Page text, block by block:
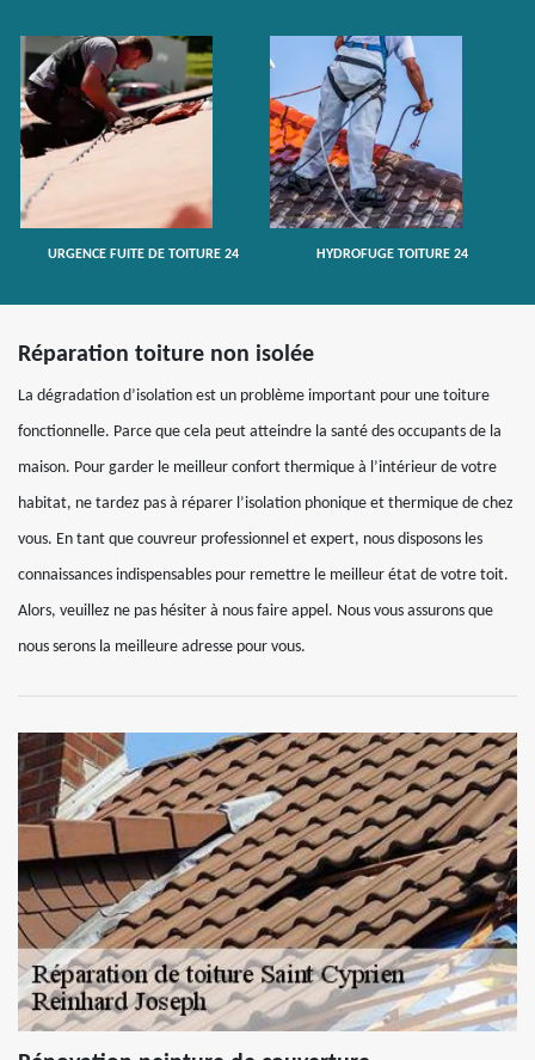
URGENCE FUITE DE TOITURE 24 HYDROFUGE TOITURE 24
Réparation toiture non isolée
La dégradation d’isolation est un problème important pour une toiture
fonctionnelle. Parce que cela peut atteindre la santé des occupants de la
maison. Pour garder le meilleur confort thermique à l’intérieur de votre
habitat, ne tardez pas à réparer l’isolation phonique et thermique de chez
vous. En tant que couvreur professionnel et expert, nous disposons les
connaissances indispensables pour remettre le meilleur état de votre toit.
Alors, veuillez ne pas hésiter à nous faire appel. Nous vous assurons que
nous serons la meilleure adresse pour vous.